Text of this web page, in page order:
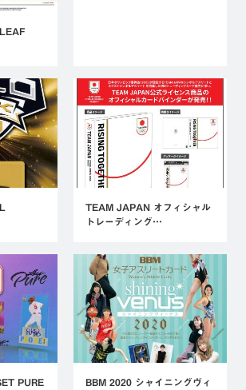
TEAM JAPAN オフィシャル
トレーディング…
PURE
BBM 2020 シャイニングヴィ